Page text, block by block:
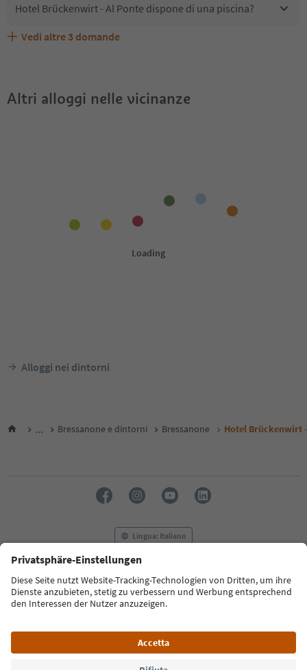
Hotel Brückenwirt - Al Ponte dispone di una piscina?
Hotel Brückenwirt - Al Ponte accetta animali domestici?
Quali servizi/attività sono disponibili presso Hotel
Gli ospiti di Hotel Brückenwirt - Al Ponte ricevono l'Alto
Vedi altre 3 domande
Altri alloggi nelle vicinanze
Alloggi nei dintorni
... Bressanone e dintorni Bressanone Hotel Brückenwirt
Lingua: Italiano
FAQ Contatti Press MICE
Privacy Policy
Termini e condizioni
Crediti
Cookie Policy
Alto Adige B2B